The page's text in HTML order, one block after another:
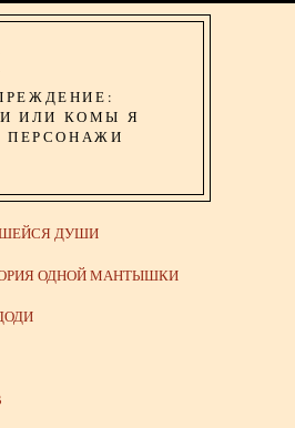
ИЛИ КОМЫ Я
ПЕРСОНАЖИ
ДУШИ
ОДНОЙ МАНТЫШКИ